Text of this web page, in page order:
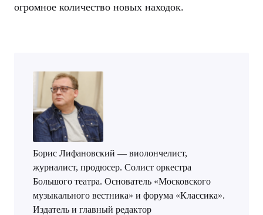
огромное количество новых находок.
Борис Лифановский — виолончелист,
журналист, продюсер. Солист оркестра
Большого театра. Основатель «Московского
музыкального вестника» и форума «Классика».
Издатель и главный редактор